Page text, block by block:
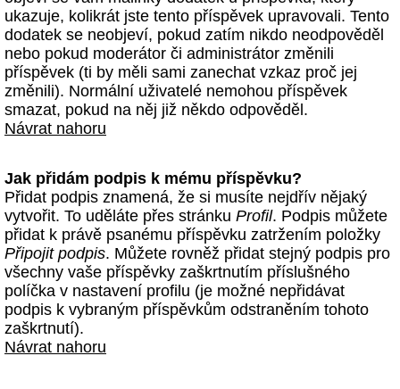
ukazuje, kolikrát jste tento příspěvek upravovali. Tento
dodatek se neobjeví, pokud zatím nikdo neodpověděl
nebo pokud moderátor či administrátor změnili
příspěvek (ti by měli sami zanechat vzkaz proč jej
změnili). Normální uživatelé nemohou příspěvek
smazat, pokud na něj již někdo odpověděl.
Návrat nahoru
Jak přidám podpis k mému příspěvku?
Přidat podpis znamená, že si musíte nejdřív nějaký
vytvořit. To uděláte přes stránku Profil. Podpis můžete
přidat k právě psanému příspěvku zatržením položky
Připojit podpis. Můžete rovněž přidat stejný podpis pro
všechny vaše příspěvky zaškrtnutím příslušného
políčka v nastavení profilu (je možné nepřidávat
podpis k vybraným příspěvkům odstraněním tohoto
zaškrtnutí).
Návrat nahoru